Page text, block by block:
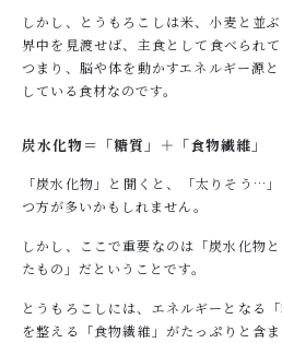
しかし、とうもろこしは米、小麦と並
界中を見渡せば、主食として食べられ
つまり、脳や体を動かすエネルギー源
している食材なのです。
炭水化物＝「糖質」＋「食物繊維」
「炭水化物」と聞くと、「太りそう…
つ方が多いかもしれません。
しかし、ここで重要なのは「炭水化物
たもの」だということです。
とうもろこしには、エネルギーとなる
を整える「食物繊維」がたっぷりと含